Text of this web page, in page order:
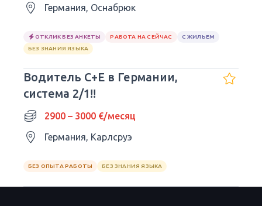
Германия, Оснабрюк
ОТКЛИК БЕЗ АНКЕТЫ РАБОТА НА СЕЙЧАС
С ЖИЛЬЕМ
БЕЗ ЗНАНИЯ ЯЗЫКА
Водитель C+E в Германии,
система 2/1!!
2900 – 3000 €/месяц
Германия, Карлсруэ
БЕЗ ОПЫТА РАБОТЫ БЕЗ ЗНАНИЯ ЯЗЫКА